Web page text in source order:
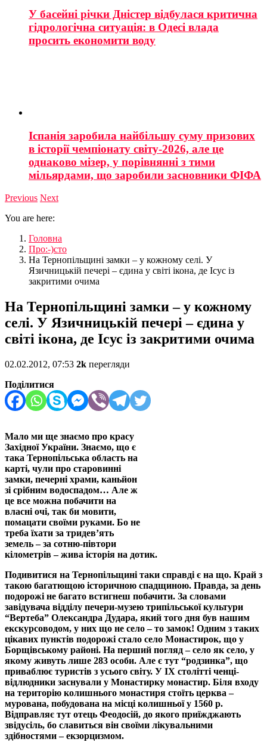
У басейні річки Дністер відбулася критична
гідрологічна ситуація: в Одесі влада
просить економити воду
Іспанія заробила найбільшу суму призових
в історії чемпіонату світу-2026, але це
однаково мізер, у порівнянні з тими
мільярдами, що заробили засновники ФІФА
Previous Next
You are here:
Головна
Про:-)сто
На Тернопільщині замки – у кожному селі. У
Язичницькій печері – єдина у світі ікона, де Ісус із
закритими очима
На Тернопільщині замки – у кожному
селі. У Язичницькій печері – єдина у
світі ікона, де Ісус із закритими очима
02.02.2012, 07:53 2k перегляди
Поділитися
Мало ми ще знаємо про красу
Західної України. Знаємо, що є
така Тернопільська область на
карті, чули про старовинні
замки, печерні храми, каньйон
зі срібним водоспадом… Але ж
це все можна побачити на
власні очі, так би мовити,
помацати своїми руками. Бо не
треба їхати за тридев’ять
земель – за сотню-півтори
кілометрів – жива історія на дотик.
Подивитися на Тернопільщині таки справді є на що. Край з
такою багатющою історичною спадщиною. Правда, за день
подорожі не багато встигнеш побачити. За словами
завідувача відділу печери-музею трипільської культури
“Вертеба” Олександра Дудара, який того дня був нашим
екскурсоводом, у них що не село – то замок! Одним з таких
цікавих пунктів подорожі стало село Монастирок, що у
Борщівському районі. На перший погляд – село як село, у
якому живуть лише 283 особи. Але є тут “родзинка”, що
приваблює туристів з усього світу. У ІХ столітті ченці-
відлюдники заснували у Монастирку монастир. Біля входу
на територію колишнього монастиря стоїть церква –
мурована, побудована на місці колишньої у 1560 р.
Відправляє тут отець Феодосій, до якого приїжджають
звідусіль, бо славиться він своїми лікувальними
здібностями – екзор­цизмом.